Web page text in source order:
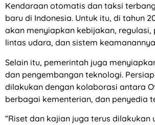
Kendaraan otomatis dan taksi
baru di Indonesia. Untuk itu, di tahun
akan menyiapkan kebijakan, regulasi,
lintas udara, dan sistem
Selain itu, pemerintah juga
dan pengembangan teknologi.
dilakukan dengan kolaborasi antara
berbagai kementerian, dan penyedia
“Riset dan kajian juga terus dilakukan